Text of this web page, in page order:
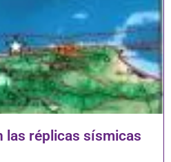
las réplicas sísmicas